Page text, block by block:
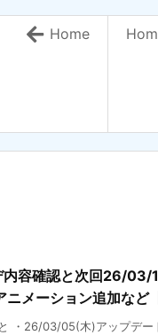
Home
容確認と次回26/03/
メーション追加など
・26/03/05(木)アップデ